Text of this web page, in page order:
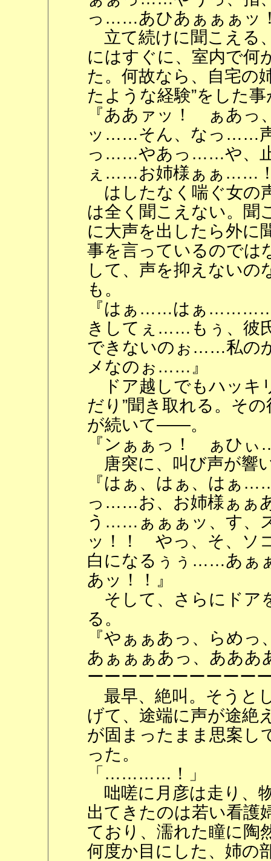
っ……あひあぁぁぁッ
立て続けに聞こえる
にはすぐに、室内で何
た。何故なら、自宅の
たような経験”をした
『ああァッ！ ぁあ
ッ……そん、なっ……
っ……やあっ……や、
ぇ……お姉様ぁぁ……
はしたなく喘ぐ女の
は全く聞こえない。聞
に大声を出したら外に
事を言っているのでは
して、声を抑えないの
も。
『はぁ……はぁ…………
きしてぇ……もぅ、彼
できないのぉ……私の
メなのぉ……』
ドア越しでもハッキ
だり”聞き取れる。そ
が続いて――。
『ンぁぁっ！ ぁひ
唐突に、叫び声が響
『はぁ、はぁ、はぁ
っ……お、お姉様ぁ
う……ぁぁぁッ、す、
ッ！！ やっ、そ、ソ
白になるぅぅ……あぁ
あッ！！』
そして、さらにドア
る。
『やぁぁあっ、らめ
あぁぁぁあっ、ああ
ーーーーーーーーーー
最早、絶叫。そうと
げて、途端に声が途絶
が固まったまま思案し
った。
「…………！」
咄嗟に月彦は走り、
出てきたのは若い看護
ており、濡れた瞳に陶
何度か目にした、姉の